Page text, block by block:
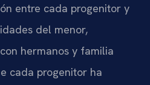
entre cada progenitor y
del menor,
hermanos y familia
cada progenitor ha